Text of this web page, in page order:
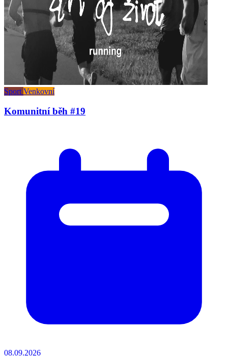
Sport Venkovní
Komunitní běh #19
08.09.2026